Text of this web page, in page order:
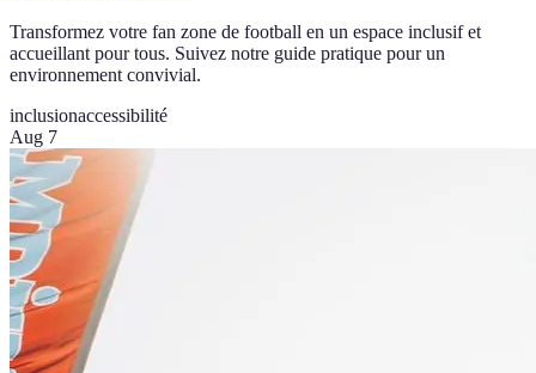
Transformez votre fan zone de football en un espace inclusif et
accueillant pour tous. Suivez notre guide pratique pour un
environnement convivial.
inclusionaccessibilité
Aug 7